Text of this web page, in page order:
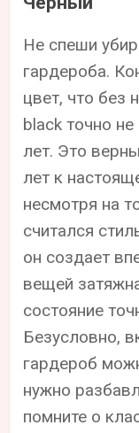
Не спеши
гардероба.
цвет, что без
black точно
лет. Это
лет к
несмотря на
считался
он создает
вещей
состояние
Безусловно,
гардероб
нужно
помните о